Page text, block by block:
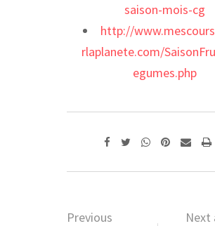
saison-mois-cg
http://
rlaplanete.com/
egumes.php
WhatsappPinterest
Share
Previous
Next